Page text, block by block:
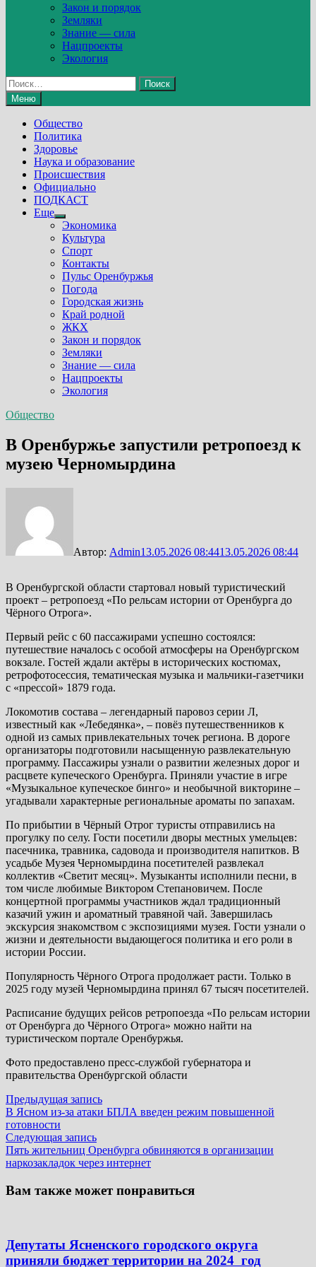
Закон и порядок
Земляки
Знание — сила
Нацпроекты
Экология
Найти:
Меню
Общество
Политика
Здоровье
Наука и образование
Происшествия
Официально
ПОДКАСТ
Еще
Show
sub
menu
Экономика
Культура
Спорт
Контакты
Пульс Оренбуржья
Погода
Городская жизнь
Край родной
ЖКХ
Закон и порядок
Земляки
Знание — сила
Нацпроекты
Экология
Общество
В Оренбуржье запустили ретропоезд к
музею Черномырдина
Автор: Admin13.05.2026 08:4413.05.2026 08:44
В Оренбургской области стартовал новый туристический
проект – ретропоезд «По рельсам истории от Оренбурга до
Чёрного Отрога».
Первый рейс с 60 пассажирами успешно состоялся:
путешествие началось с особой атмосферы на Оренбургском
вокзале. Гостей ждали актёры в исторических костюмах,
ретрофотосессия, тематическая музыка и мальчики-газетчики
с «прессой» 1879 года.
Локомотив состава – легендарный паровоз серии Л,
известный как «Лебедянка», – повёз путешественников к
одной из самых привлекательных точек региона. В дороге
организаторы подготовили насыщенную развлекательную
программу. Пассажиры узнали о развитии железных дорог и
расцвете купеческого Оренбурга. Приняли участие в игре
«Музыкальное купеческое бинго» и необычной викторине –
угадывали характерные региональные ароматы по запахам.
По прибытии в Чёрный Отрог туристы отправились на
прогулку по селу. Гости посетили дворы местных умельцев:
пасечника, травника, садовода и производителя напитков. В
усадьбе Музея Черномырдина посетителей развлекал
коллектив «Светит месяц». Музыканты исполнили песни, в
том числе любимые Виктором Степановичем. После
концертной программы участников ждал традиционный
казачий ужин и ароматный травяной чай. Завершилась
экскурсия знакомством с экспозициями музея. Гости узнали о
жизни и деятельности выдающегося политика и его роли в
истории России.
Популярность Чёрного Отрога продолжает расти. Только в
2025 году музей Черномырдина принял 67 тысяч посетителей.
Расписание будущих рейсов ретропоезда «По рельсам истории
от Оренбурга до Чёрного Отрога» можно найти на
туристическом портале Оренбуржья.
Фото предоставлено пресс-службой губернатора и
правительства Оренбургской области
Навигация
по
записям
Предыдущая записьПредыдущая
запись:
В Ясном из-за атаки БПЛА введен режим повышенной
готовности
Следующая записьСледующая
запись:
Пять жительниц Оренбурга обвиняются в организации
наркозакладок через интернет
Вам также может понравиться
Депутаты Ясненского городского округа
приняли бюджет территории на 2024 год